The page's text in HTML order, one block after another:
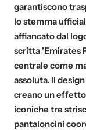
garantiscono
lo stemma
affiancato dal
scritta 'Emirates
centrale come
assoluta. Il
creano un
iconiche tre
pantaloncini